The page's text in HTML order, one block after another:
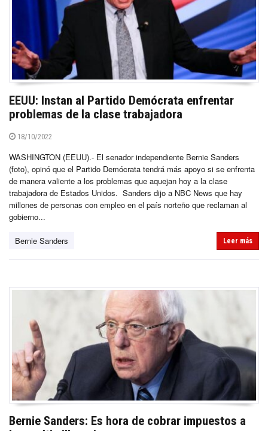
EEUU: Instan al Partido Demócrata enfrentar
problemas de la clase trabajadora
18/10/2022
WASHINGTON (EEUU).- El senador independiente Bernie Sanders
(foto), opinó que el Partido Demócrata tendrá más apoyo si se enfrenta
de manera valiente a los problemas que aquejan hoy a la clase
trabajadora de Estados Unidos. Sanders dijo a NBC News que hay
millones de personas con empleo en el país norteño que reclaman al
gobierno...
Bernie Sanders Leer más
Bernie Sanders: Es hora de cobrar impuestos a